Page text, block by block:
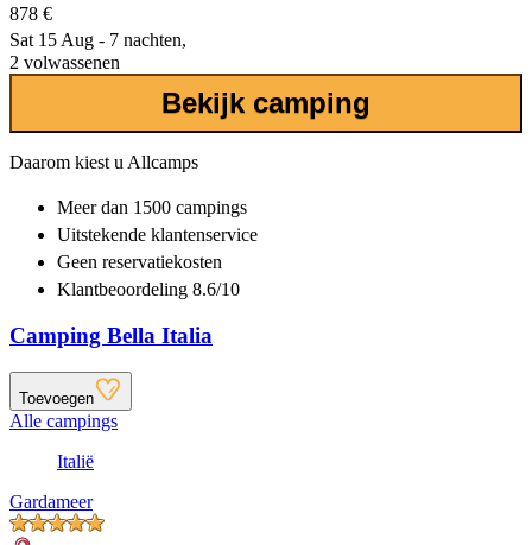
878 €
Sat 15 Aug - 7 nachten,
2 volwassenen
Bekijk camping
Daarom kiest u Allcamps
Meer dan 1500 campings
Uitstekende klantenservice
Geen reservatiekosten
Klantbeoordeling 8.6/10
Camping Bella Italia
Toevoegen
Alle campings
Italië
Gardameer